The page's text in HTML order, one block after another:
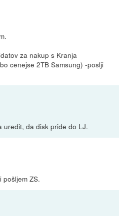
za nakup s Kranja
cenejse 2TB Samsung) -poslji
uredit, da disk pride do LJ.
ZS.